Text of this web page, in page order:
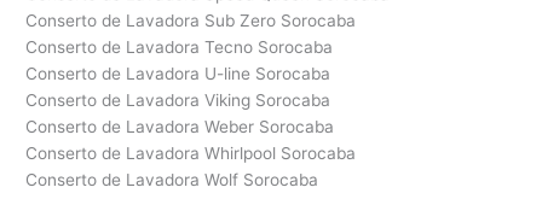
Conserto de Lavadora Sub Zero Sorocaba
Conserto de Lavadora Tecno Sorocaba
Conserto de Lavadora U-line Sorocaba
Conserto de Lavadora Viking Sorocaba
Conserto de Lavadora Weber Sorocaba
Conserto de Lavadora Whirlpool Sorocaba
Conserto de Lavadora Wolf Sorocaba